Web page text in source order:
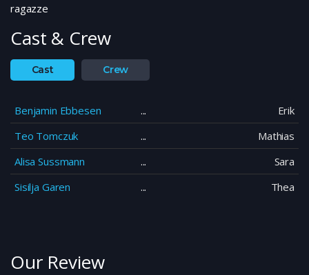
ragazze
Cast & Crew
Cast Crew
Benjamin Ebbesen
Erik
Teo Tomczuk
Mathias
Alisa Sussmann
Sara
Sisilja Garen
Thea
Our Review